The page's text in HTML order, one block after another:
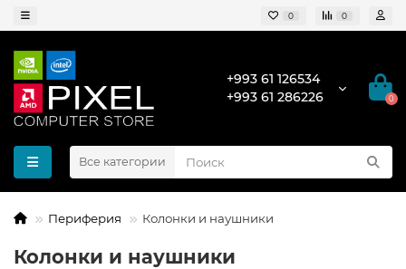
0 0
+993 61 126534
+993 61 286226
0
Все категории
Периферия Колонки и наушники
Колонки и наушники